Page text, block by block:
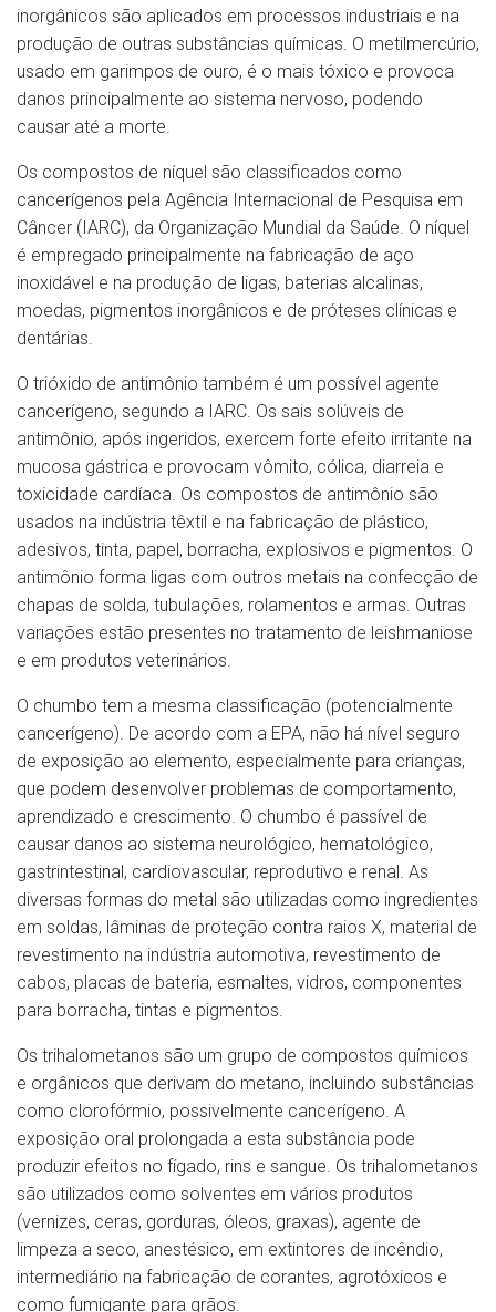
inorgânicos são aplicados em processos industriais e na
produção de outras substâncias químicas. O metilmercúrio,
usado em garimpos de ouro, é o mais tóxico e provoca
danos principalmente ao sistema nervoso, podendo
causar até a morte.
Os compostos de níquel são classificados como
cancerígenos pela Agência Internacional de Pesquisa em
Câncer (IARC), da Organização Mundial da Saúde. O níquel
é empregado principalmente na fabricação de aço
inoxidável e na produção de ligas, baterias alcalinas,
moedas, pigmentos inorgânicos e de próteses clínicas e
dentárias.
O trióxido de antimônio também é um possível agente
cancerígeno, segundo a IARC. Os sais solúveis de
antimônio, após ingeridos, exercem forte efeito irritante na
mucosa gástrica e provocam vômito, cólica, diarreia e
toxicidade cardíaca. Os compostos de antimônio são
usados na indústria têxtil e na fabricação de plástico,
adesivos, tinta, papel, borracha, explosivos e pigmentos. O
antimônio forma ligas com outros metais na confecção de
chapas de solda, tubulações, rolamentos e armas. Outras
variações estão presentes no tratamento de leishmaniose
e em produtos veterinários.
O chumbo tem a mesma classificação (potencialmente
cancerígeno). De acordo com a EPA, não há nível seguro
de exposição ao elemento, especialmente para crianças,
que podem desenvolver problemas de comportamento,
aprendizado e crescimento. O chumbo é passível de
causar danos ao sistema neurológico, hematológico,
gastrintestinal, cardiovascular, reprodutivo e renal. As
diversas formas do metal são utilizadas como ingredientes
em soldas, lâminas de proteção contra raios X, material de
revestimento na indústria automotiva, revestimento de
cabos, placas de bateria, esmaltes, vidros, componentes
para borracha, tintas e pigmentos.
Os trihalometanos são um grupo de compostos químicos
e orgânicos que derivam do metano, incluindo substâncias
como clorofórmio, possivelmente cancerígeno. A
exposição oral prolongada a esta substância pode
produzir efeitos no fígado, rins e sangue. Os trihalometanos
são utilizados como solventes em vários produtos
(vernizes, ceras, gorduras, óleos, graxas), agente de
limpeza a seco, anestésico, em extintores de incêndio,
intermediário na fabricação de corantes, agrotóxicos e
como fumigante para grãos.